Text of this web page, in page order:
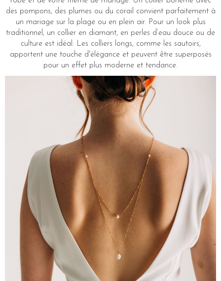
des pompons, des plumes ou du corail convient parfaitement à
un mariage sur la plage ou en plein air. Pour un look plus
traditionnel, un collier en diamant, en perles d’eau douce ou de
culture est idéal. Les colliers longs, comme les sautoirs,
apportent une touche d'élégance et peuvent être superposés
pour un effet plus moderne et tendance.